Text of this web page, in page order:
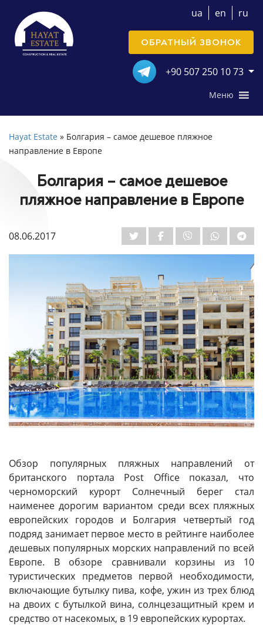
ua en ru
+90 507 250 10 73
ОБРАТНЫЙ ЗВОНОК
Меню
Hayat Estate » Болгария – самое дешевое пляжное
направление в Европе
Болгария – самое дешевое
пляжное направление в Европе
08.06.2017
Обзор популярных пляжных направлений от
британского портала Post Office показал, что
черноморский курорт Солнечный берег стал
наименее дорогим вариантом среди всех пляжных
европейских городов и Болгария четвертый год
подряд занимает первое место в рейтинге наиболее
дешевых популярных морских направлений по всей
Европе. В обзоре сравнивали корзины из 10
туристических предметов первой необходимости,
включающие бутылку пива, кофе, ужин из трех блюд
на двоих с бутылкой вина, солнцезащитный крем и
средство от насекомых, в 19 европейских курортах.